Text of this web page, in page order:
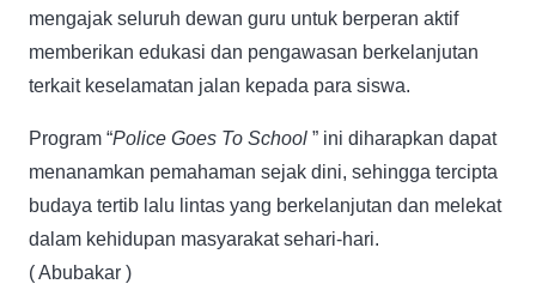
mengajak seluruh dewan guru untuk berperan aktif
memberikan edukasi dan pengawasan berkelanjutan
terkait keselamatan jalan kepada para siswa.
Program “Police Goes To School ” ini diharapkan dapat
menanamkan pemahaman sejak dini, sehingga tercipta
budaya tertib lalu lintas yang berkelanjutan dan melekat
dalam kehidupan masyarakat sehari-hari.
( Abubakar )